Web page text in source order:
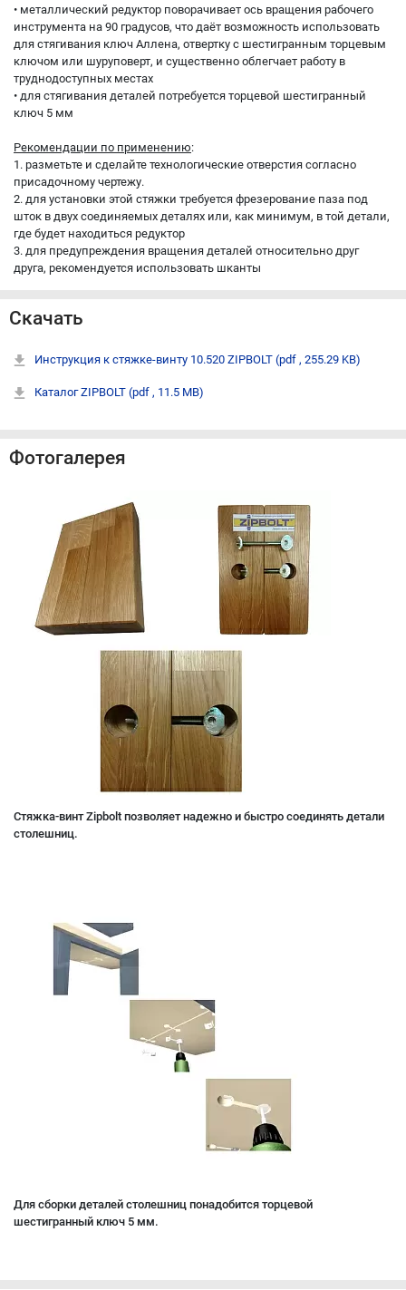
• металлический редуктор поворачивает ось вращения рабочего
инструмента на 90 градусов, что даёт возможность использовать
для стягивания ключ Аллена, отвертку с шестигранным торцевым
ключом или шуруповерт, и существенно облегчает работу в
труднодоступных местах
• для стягивания деталей потребуется торцевой шестигранный
ключ 5 мм
Рекомендации по применению:
1. разметьте и сделайте технологические отверстия согласно
присадочному чертежу.
2. для установки этой стяжки требуется фрезерование паза под
шток в двух соединяемых деталях или, как минимум, в той детали,
где будет находиться редуктор
3. для предупреждения вращения деталей относительно друг
друга, рекомендуется использовать шканты
Скачать
Инструкция к стяжке-винту 10.520 ZIPBOLT (pdf , 255.29 KB)
Каталог ZIPBOLT (pdf , 11.5 MB)
Фотогалерея
Стяжка-винт Zipbolt позволяет надежно и быстро соединять детали
столешниц.
Для сборки деталей столешниц понадобится торцевой
шестигранный ключ 5 мм.